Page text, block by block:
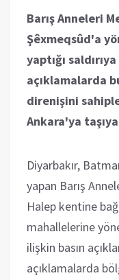
Barış Anneleri
Şêxmeqsûd'a
yaptığı
açıklamalarda
direnişini
Ankara'ya
Diyarbakır,
yapan Barış
Halep kentine
mahallelerine
ilişkin basın
açıklamalarda